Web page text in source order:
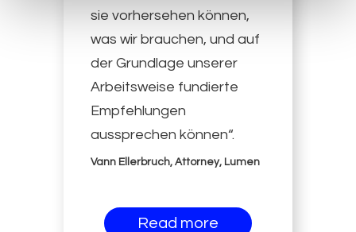
sie vorhersehen können,
was wir brauchen, und auf
der Grundlage unserer
Arbeitsweise fundierte
Empfehlungen
aussprechen können“.
Vann Ellerbruch, Attorney, Lumen
Read more